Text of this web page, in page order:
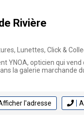
Rivière
Click & Collect, Audio, Télé-
YNOA, opticien qui
la galerie marchande
l'adresse